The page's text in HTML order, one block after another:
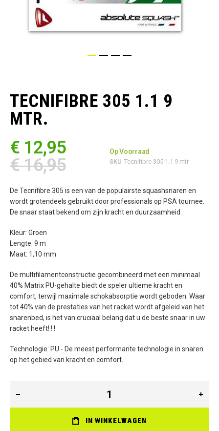
begin
van
de
afbeeldingen-
TECNIFIBRE 305 1.1 9
MTR.
€ 12,95
€ 16,95
Op Voorraad
SKU Tecnifibre 305 1.1 9 mtr
De Tecnifibre 305 is een van de populairste squashsnaren en
wordt grotendeels gebruikt door professionals op PSA tournee.
De snaar staat bekend om zijn kracht en duurzaamheid.
Kleur: Groen
Lengte: 9 m
Maat: 1,10 mm
De multifilamentconstructie gecombineerd met een minimaal
40% Matrix PU-gehalte biedt de speler ultieme kracht en
comfort, terwijl maximale schokabsorptie wordt geboden. Waar
tot 40% van de prestaties van het racket wordt afgeleid van het
snarenbed, is het van cruciaal belang dat u de beste snaar in uw
racket heeft! ! !
Technologie: PU - De meest performante technologie in snaren
op het gebied van kracht en comfort.
IN WINKELWAGEN